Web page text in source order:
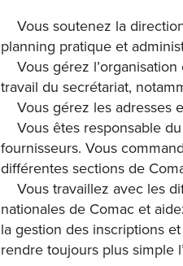
Vous soutenez la
planning pratique et
Vous gérez
travail du secrétariat,
Vous gérez les adresses
Vous êtes responsable
fournisseurs. Vous
différentes sections de
Vous travaillez avec les
nationales de Comac et
la gestion des inscriptions
rendre toujours plus simple